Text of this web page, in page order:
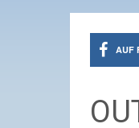
AUF